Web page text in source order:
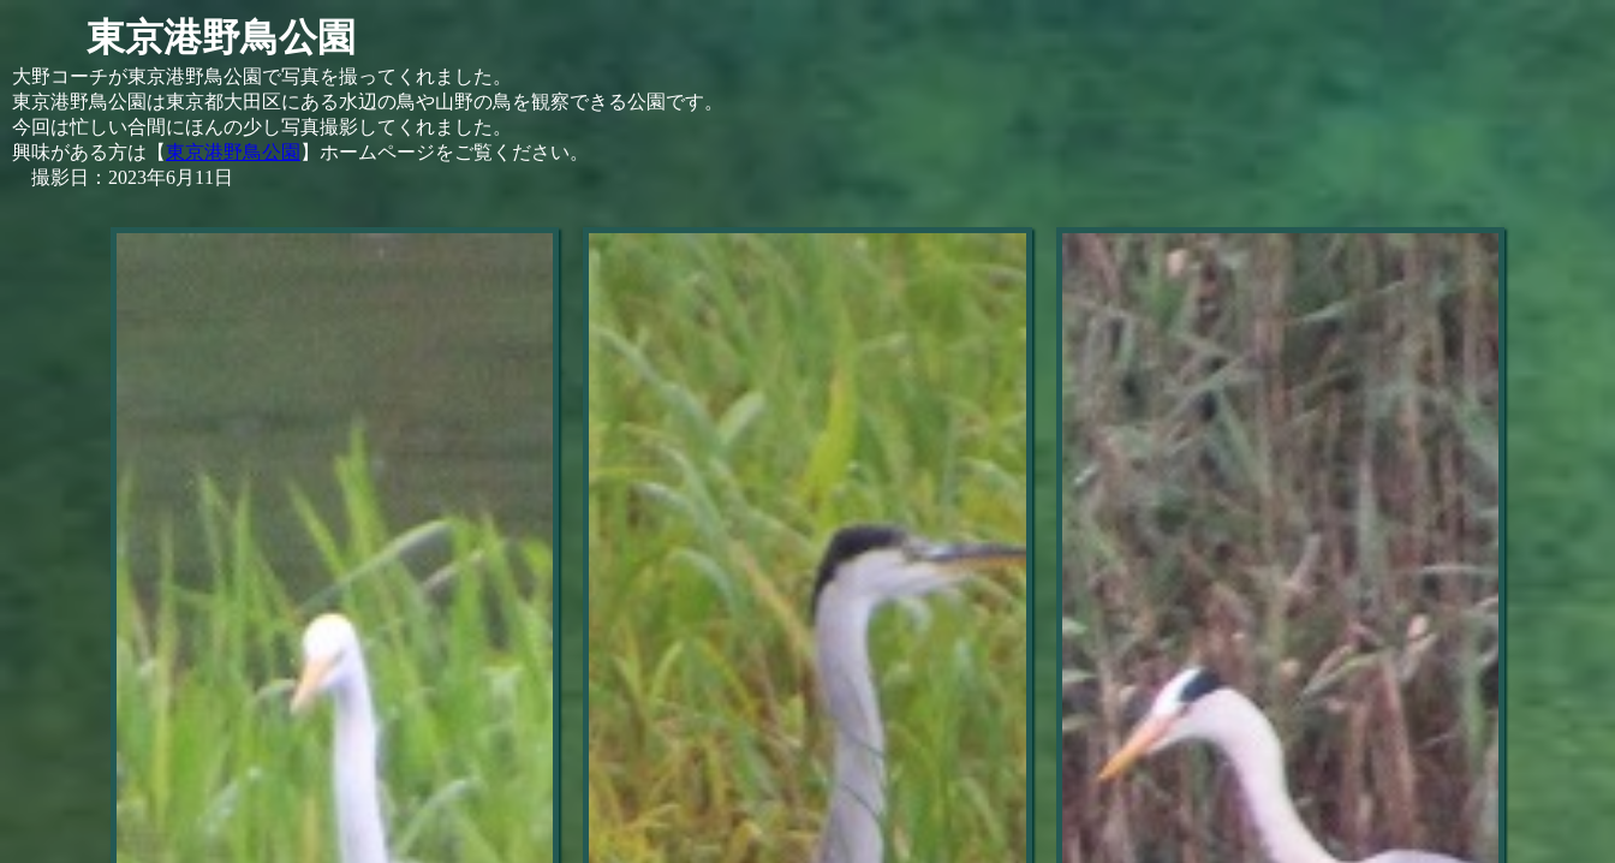
東京港野鳥公園
大野コーチが東京港野鳥公園で写真を撮ってくれました。
東京港野鳥公園は東京都大田区にある水辺の鳥や山野の鳥を観察できる公園です。
今回は忙しい合間にほんの少し写真撮影してくれました。
興味がある方は【東京港野鳥公園 】ホームページをご覧ください。
撮影日：2023年6月11日